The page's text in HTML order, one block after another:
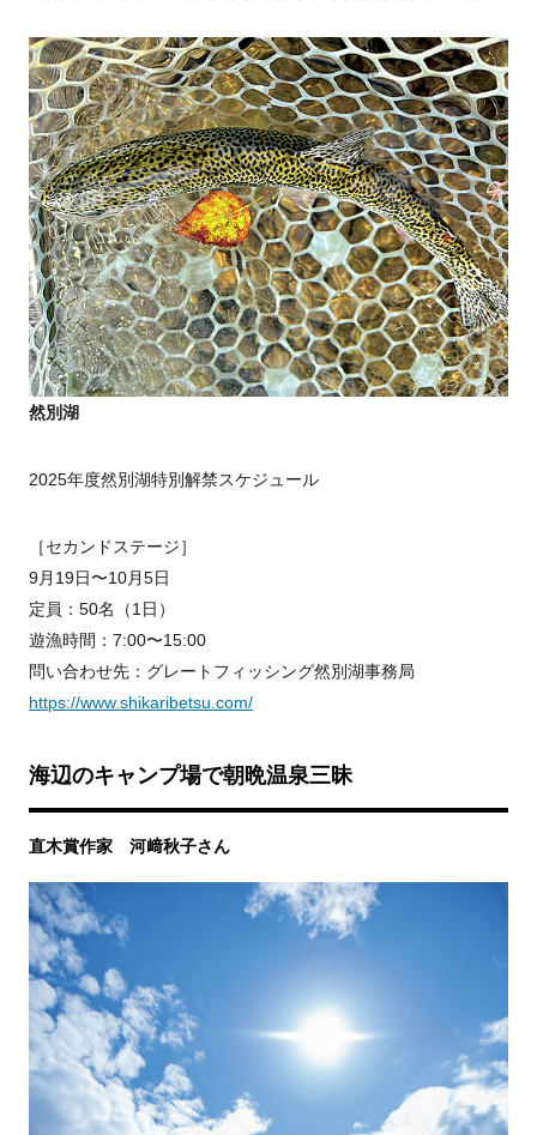
然別湖
2025年度然別湖特別解禁スケジュール
［セカンドステージ］
9月19日〜10月5日
定員：50名（1日）
遊漁時間：7:00〜15:00
問い合わせ先：グレートフィッシング然別湖事務局
https://www.shikaribetsu.com/
海辺のキャンプ場で朝晩温泉三昧
直木賞作家 河﨑秋子さん